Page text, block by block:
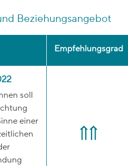
Beziehungsangebot
Empfehlungsgrad
soll
einer